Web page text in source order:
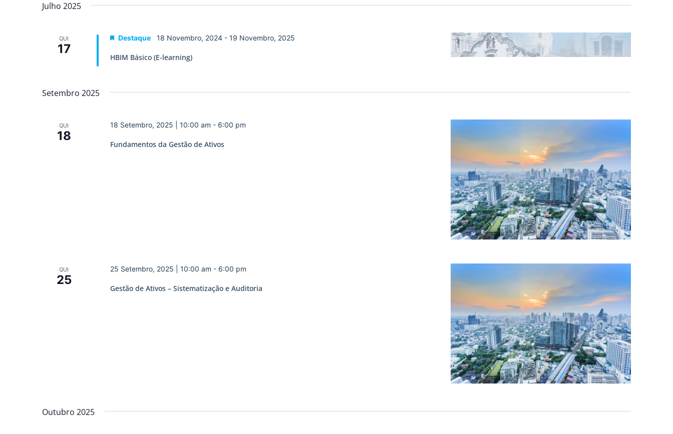
Eventos
Julho 2025
QUI
17
HBIM Básico (E-learning)
Destaque 18 Novembro, 2024- 19 Novembro, 2025
Setembro 2025
QUI
18
Fundamentos da Gestão de Ativos
18 Setembro, 2025 | 10:00 am - 6:00 pm
QUI
25
Gestão de Ativos – Sistematização e Auditoria
25 Setembro, 2025 | 10:00 am - 6:00 pm
Outubro 2025